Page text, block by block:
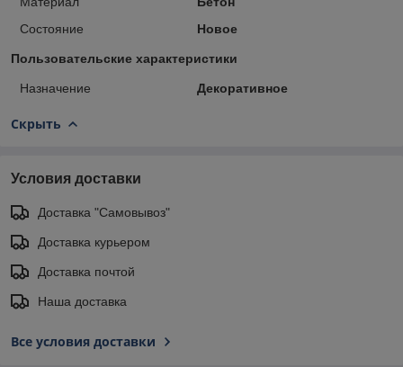
Состояние
Новое
Пользовательские характеристики
Назначение Декоративное
Скрыть
Условия доставки
Доставка "Самовывоз"
Доставка курьером
Доставка почтой
Наша доставка
Все условия доставки